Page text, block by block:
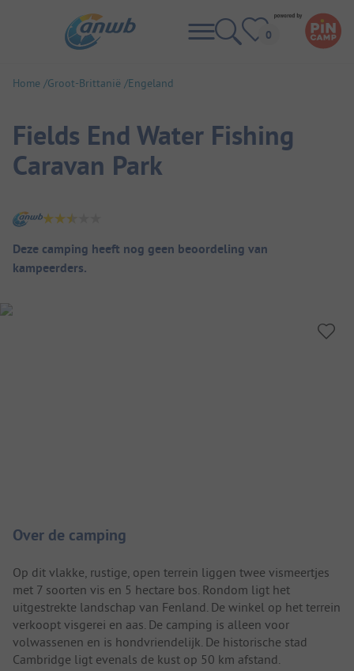
Home Groot-Brittanië Engeland
Fields End Water Fishing
Caravan Park
Camping overzicht
Deze camping heeft nog geen beoordeling van
kampeerders.
Over de camping
Op dit vlakke, rustige, open terrein liggen twee vismeertjes
met 7 soorten vis en 5 hectare bos. Rondom ligt het
uitgestrekte landschap van Fenland. De winkel op het terrein
verkoopt visgerei en aas. De camping is alleen voor
volwassenen en is hondvriendelijk. De historische stad
Cambridge ligt evenals de kust op 50 km afstand.